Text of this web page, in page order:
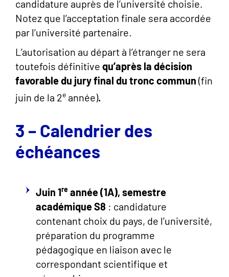
candidature auprès de l’université choisie.
Notez que l’acceptation finale sera accordée
par l’université partenaire.
L’autorisation au départ à l’étranger ne sera
toutefois définitive qu’après la décision
favorable du jury final du tronc commun (fin
juin de la 2e année).
3 – Calendrier des
échéances
Juin 1re année (1A), semestre
académique S8 : candidature
contenant choix du pays, de l’université,
préparation du programme
pédagogique en liaison avec le
correspondant scientifique et